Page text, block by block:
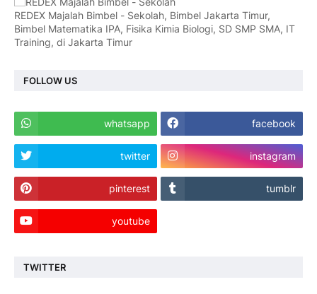
REDEX Majalah Bimbel - Sekolah, Bimbel Jakarta Timur,
Bimbel Matematika IPA, Fisika Kimia Biologi, SD SMP SMA, IT
Training, di Jakarta Timur
FOLLOW US
whatsapp facebook
twitter instagram
pinterest tumblr
youtube
TWITTER